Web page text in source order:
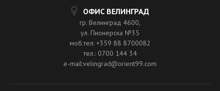
ОФИС ВЕЛИНГРАД
гр. Велинград 4600,
ул. Пионерска №35
моб.тел: +359 88 8700082
тел.: 0700 144 34
e-mail:velingrad@orient99.com